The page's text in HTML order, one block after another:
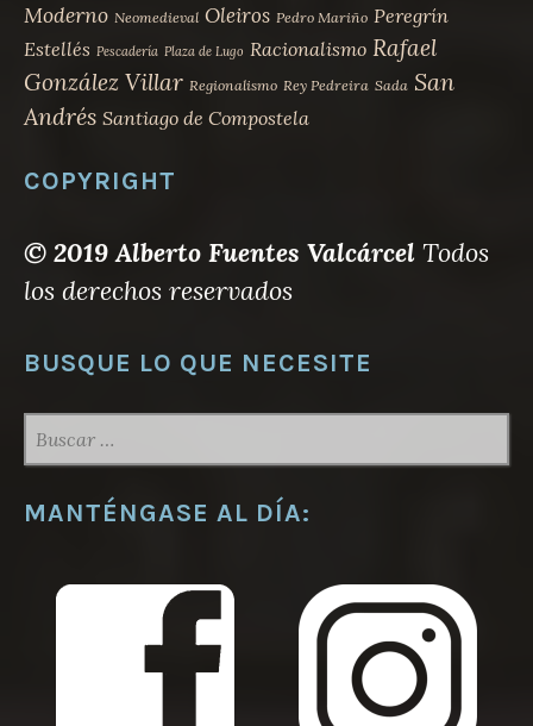
Moderno Neomedieval Oleiros Pedro Mariño Peregrín
Estellés Pescadería Plaza de Lugo Racionalismo Rafael
González Villar Regionalismo Rey Pedreira Sada San
Andrés Santiago de Compostela
COPYRIGHT
© 2019 Alberto Fuentes Valcárcel Todos
los derechos reservados
BUSQUE LO QUE NECESITE
MANTÉNGASE AL DÍA: